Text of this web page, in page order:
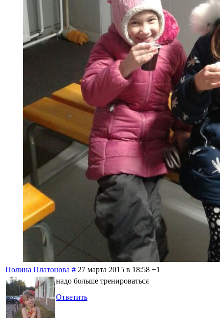
Полина Платонова # 27 марта 2015 в 18:58 +1
надо больше тренироваться
Ответить